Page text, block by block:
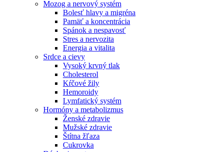
Mozog a nervový systém
Bolesť hlavy a migréna
Pamäť a koncentrácia
Spánok a nespavosť
Stres a nervozita
Energia a vitalita
Srdce a cievy
Vysoký krvný tlak
Cholesterol
Kŕčové žily
Hemoroidy
Lymfatický systém
Hormóny a metabolizmus
Ženské zdravie
Mužské zdravie
Štítna žľaza
Cukrovka